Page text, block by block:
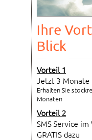
Ihre
Blick
Vorteil 1
Jetzt 3 Monate
Erhalten Sie
Monaten
Vorteil 2
SMS Service
GRATIS dazu